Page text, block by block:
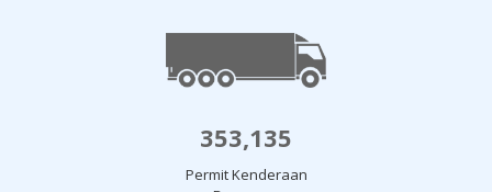
353,135
Permit Kenderaan